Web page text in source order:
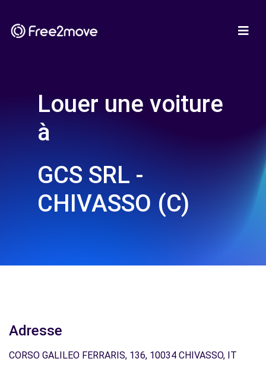
Louer une voiture
à
GCS SRL -
CHIVASSO (C)
Adresse
CORSO GALILEO FERRARIS, 136, 10034 CHIVASSO, IT